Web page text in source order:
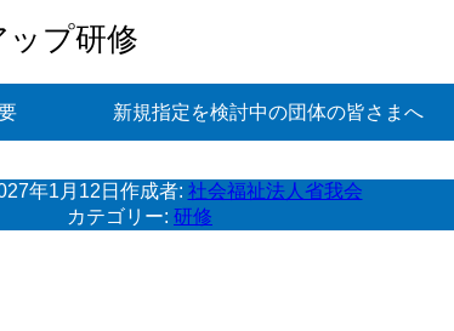
ップ研修
新規指定を検討中の団体の皆さまへ
年1月12日 作成者: 社会福祉法人省我会
カテゴリー: 研修